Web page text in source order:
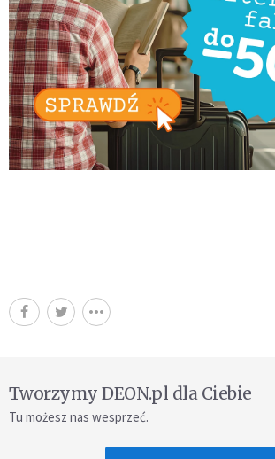
Tworzymy DEON.pl dla Ciebie
Tu możesz nas wesprzeć.